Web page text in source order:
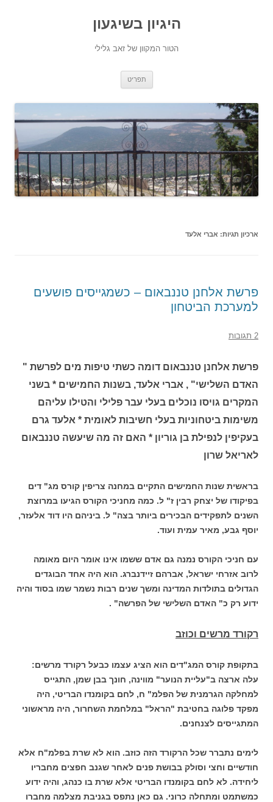
היגיון בשיגעון
הטור המקוון של זאב גלילי
תפריט
ארכיון תגיות: אברי אלעד
פרשת אלחנן טננבאום – כשמגייסים פושעים
למערכת הביטחון
2 תגובות
פרשת אלחנן טננבאום דומה כשתי טיפות מים לפרשת "
האדם השלישי" , אברי אלעד, בשנות החמישים * בשני
המקרים גויסו נוכלים בעלי עבר פלילי והטילו עליהם
משימות ביטחוניות בעלי חשיבות לאומית * אלעד גרם
בעקיפין לנפילת בן גוריון * האם זה מה שיעשה טננבאום
לאריאל שרון
בראשית שנות החמישים התקיים במחנה צריפין קורס מג" דים
בפיקודו של יצחק רבין ז" ל. כמה מחניכי הקורס הגיעו במרוצת
השנים לתפקידים הבכירים ביותר בצה" ל. ביניהם היו דוד אלעזר,
יוסף גבע, מאיר עמית ועוד.
עם חניכי הקורס נמנה גם אדם ששמו אינו אומר היום מאומה
לרוב אזרחי ישראל, אברהם זיידנברג. הוא היה אחד הבוגדים
הגדולים בתולדות המדינה ומשך שנים רבות נשמר שמו בסוד והיה
ידוע רק כ" האדם השלישי של הפרשה" .
רקורד מרשים וכוזב
בתקופת קורס המג"דים הוא הציג עצמו כבעל רקורד מרשים:
עלה ארצה ב"עליית הנוער" מווינה, חונך בבן שמן, התגייס
למחלקה הגרמנית של הפלמ" ח, לחם בקומנדו הבריטי, היה
מפקד פלוגה בחטיבת "הראל" במלחמת השחרור, היה מראשוני
המתגייסים לצנחנים.
לימים נתברר שכל הרקורד הזה כוזב. הוא לא שרת בפלמ"ח אלא
חודשיים וחצי וסולק בבושת פנים לאחר שגנב חפצים מחבריו
ליחידה. לא לחם בקומנדו הבריטי אלא שרת בו כנהג, והיה ידוע
כמשתמט ומתחלה כרוני. גם כאן נתפס בגניבת מצלמה מחברו